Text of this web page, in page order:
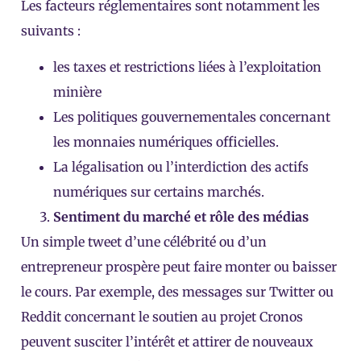
Les facteurs réglementaires sont notamment les
suivants :
les taxes et restrictions liées à l’exploitation
minière
Les politiques gouvernementales concernant
les monnaies numériques officielles.
La légalisation ou l’interdiction des actifs
numériques sur certains marchés.
Sentiment du marché et rôle des médias
Un simple tweet d’une célébrité ou d’un
entrepreneur prospère peut faire monter ou baisser
le cours. Par exemple, des messages sur Twitter ou
Reddit concernant le soutien au projet Cronos
peuvent susciter l’intérêt et attirer de nouveaux